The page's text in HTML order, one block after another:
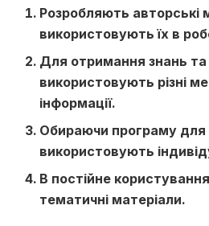
Розробляють авторські
використовують їх в
Для отримання знань та
використовують різні
інформації.
Обираючи програму для
використовують
В постійне
тематичні матеріали.